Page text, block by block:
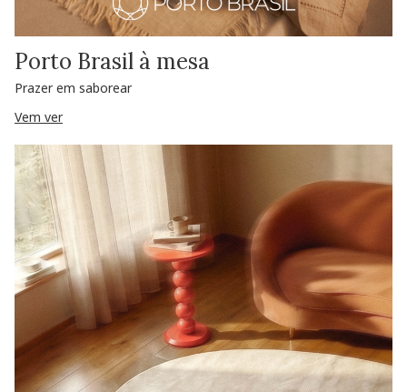
Porto Brasil à mesa
Prazer em saborear
Vem ver